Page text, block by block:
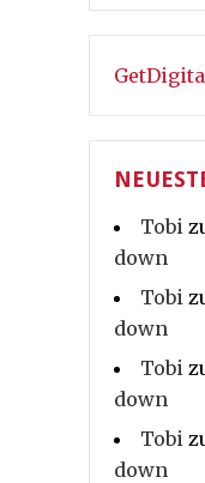
Tobi
down
Tobi
down
Tobi
down
Tobi
down